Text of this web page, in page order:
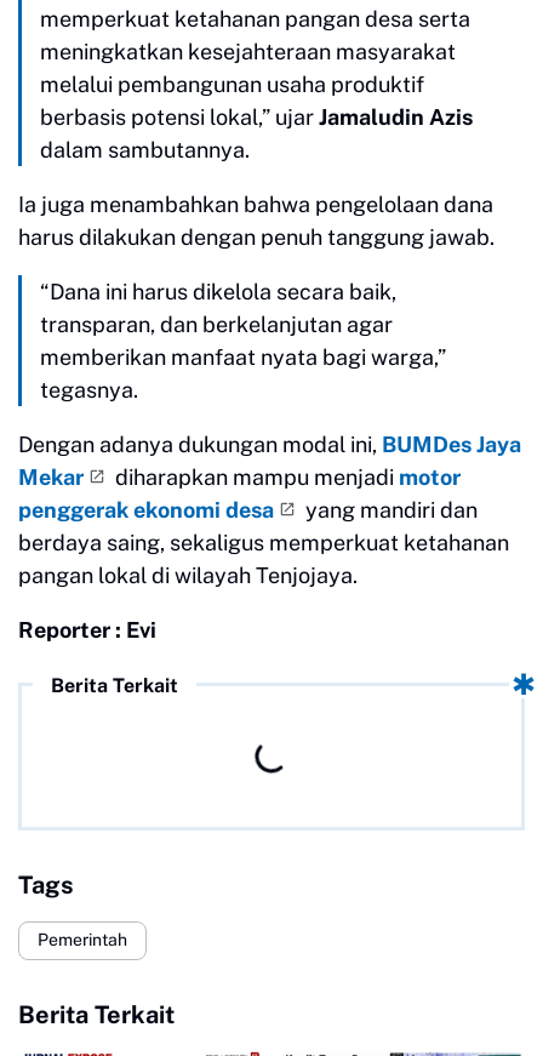
memperkuat ketahanan pangan desa serta
meningkatkan kesejahteraan masyarakat
melalui pembangunan usaha produktif
berbasis potensi lokal,” ujarJamaludin Azis
dalam sambutannya.
Ia juga menambahkan bahwa pengelolaan dana
harus dilakukan dengan penuh tanggung jawab.
“Dana ini harus dikelola secara baik,
transparan, dan berkelanjutan agar
memberikan manfaat nyata bagi warga,”
tegasnya.
Dengan adanya dukungan modal ini, BUMDes Jaya
Mekar
diharapkan mampu menjadi motor
penggerak ekonomi desa
yang mandiri dan
berdaya saing, sekaligus memperkuat ketahanan
pangan lokal di wilayah Tenjojaya.
Reporter : Evi
Berita Terkait
Tags
Pemerintah
Berita Terkait